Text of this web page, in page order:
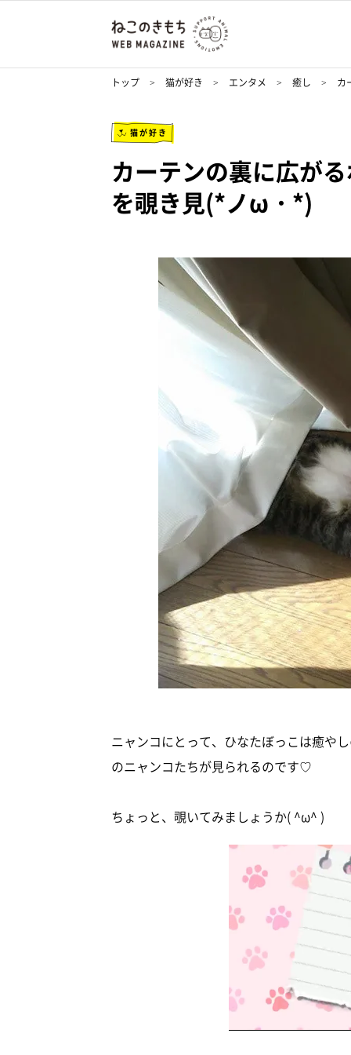
トップ 猫が好き エンタメ 癒し カ
猫が好き
カーテンの裏に広が
を覗き見(*ノω・*)
ニャンコにとって、ひなたぼっこは癒や
のニャンコたちが見られるのです♡
ちょっと、覗いてみましょうか( ^ω^ )